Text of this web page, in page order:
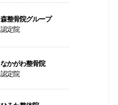
森整骨院グループ
認定院
なかがわ整骨院
認定院